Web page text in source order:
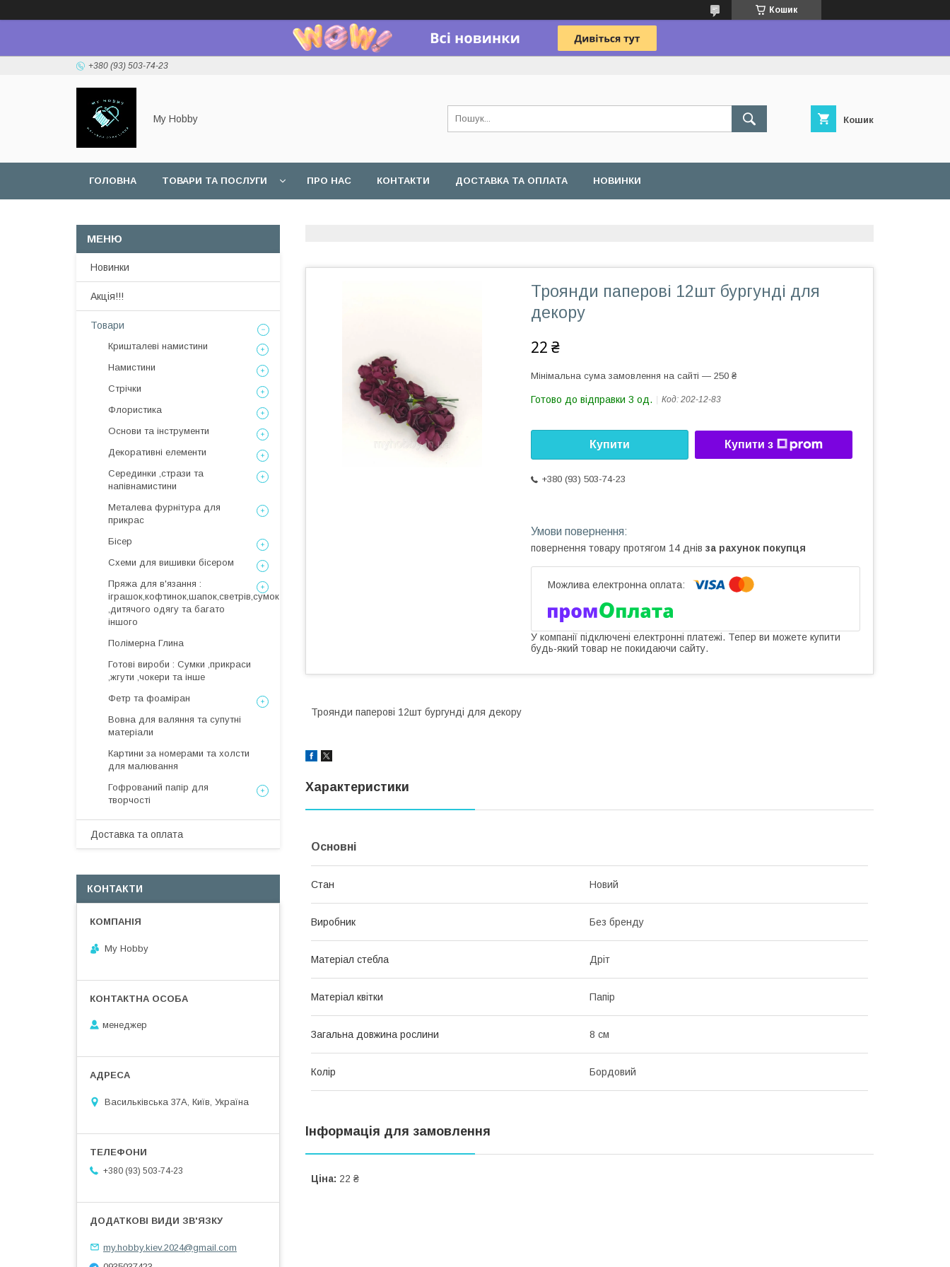
Кошик
+380 (93) 503-74-23
My Hobby Кошик
ГОЛОВНА ТОВАРИ ТА ПОСЛУГИ ПРО НАС КОНТАКТИ ДОСТАВКА ТА ОПЛАТА НОВИНКИ
Троянди паперові 12шт бургунді для
декору
22 ₴
Мінімальна сума замовлення на сайті — 250 ₴
Готово до відправки 3 од. Код: 202-12-83
Купити Купити з
+380 (93) 503-74-23
повернення товару протягом 14 днів за рахунок покупця
У компанії підключені електронні платежі. Тепер ви можете купити
будь-який товар не покидаючи сайту.
Троянди паперові 12шт бургунді для декору
Характеристики
Основні
Стан Новий
Виробник Без бренду
Матеріал стебла Дріт
Матеріал квітки Папір
Загальна довжина рослини 8 см
Колір Бордовий
Інформація для замовлення
Ціна: 22 ₴
Новинки
Акція!!!
Товари
Кришталеві намистини
Намистини
Стрічки
Флористика
Основи та інструменти
Декоративні елементи
Серединки ,стрази та
напівнамистини
Металева фурнітура для
прикрас
Бісер
Схеми для вишивки бісером
Пряжа для в'язання :
іграшок,кофтинок,шапок,светрів,сумок
,дитячого одягу та багато
іншого
Полімерна Глина
Готові вироби : Сумки ,прикраси
,жгути ,чокери та інше
Фетр та фоаміран
Вовна для валяння та супутні
матеріали
Картини за номерами та холсти
для малювання
Гофрований папір для
творчості
Доставка та оплата
КОНТАКТИ
My Hobby
менеджер
Васильківська 37А, Київ, Україна
+380 (93) 503-74-23
my.hobby.kiev.2024@gmail.com